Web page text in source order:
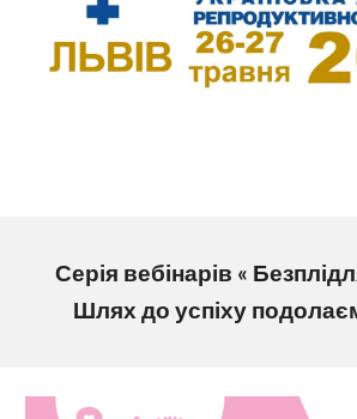
Серія вебінарів «
Шлях до успіху